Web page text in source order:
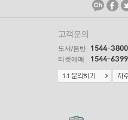
고객문의
도서/음반 1544-3800
티켓예매 1544-6399